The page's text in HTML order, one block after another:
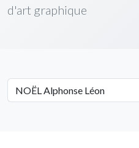
d'art graphique